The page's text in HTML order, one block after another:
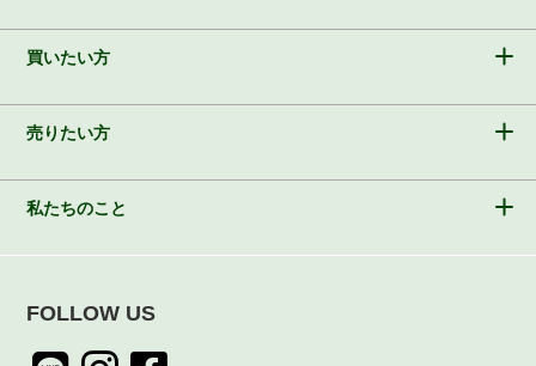
買いたい方
売りたい方
私たちのこと
FOLLOW US